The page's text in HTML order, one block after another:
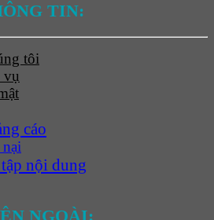
TIN:
tôi
vụ
cáo
nội dung
NGOÀI: